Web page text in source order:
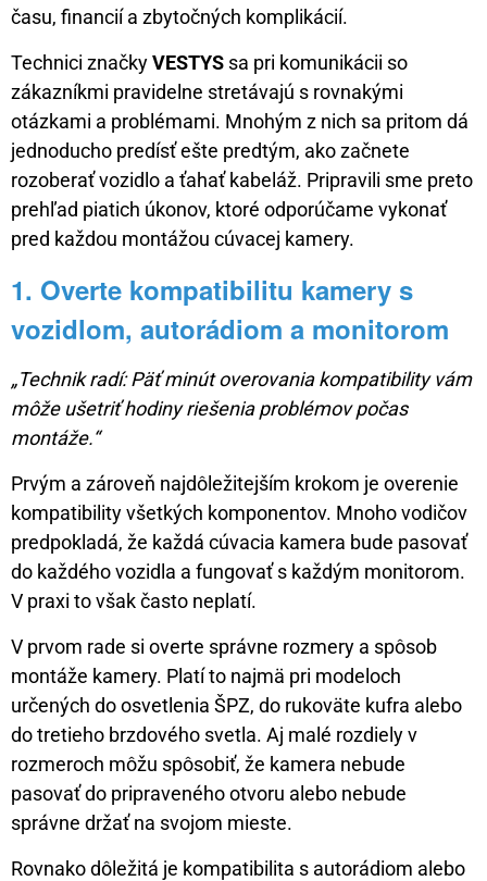
času, financií a zbytočných komplikácií.
Technici značkyVESTYS sa pri komunikácii so
zákazníkmi pravidelne stretávajú s rovnakými
otázkami a problémami. Mnohým z nich sa pritom dá
jednoducho predísť ešte predtým, ako začnete
rozoberať vozidlo a ťahať kabeláž. Pripravili sme preto
prehľad piatich úkonov, ktoré odporúčame vykonať
pred každou montážou cúvacej kamery.
1. Overte kompatibilitu kamery s
vozidlom, autorádiom a monitorom
„Technik radí: Päť minút overovania kompatibility vám
môže ušetriť hodiny riešenia problémov počas
montáže.“
Prvým a zároveň najdôležitejším krokom je overenie
kompatibility všetkých komponentov. Mnoho vodičov
predpokladá, že každá cúvacia kamera bude pasovať
do každého vozidla a fungovať s každým monitorom.
V praxi to však často neplatí.
V prvom rade si overte správne rozmery a spôsob
montáže kamery. Platí to najmä pri modeloch
určených do osvetlenia ŠPZ, do rukoväte kufra alebo
do tretieho brzdového svetla. Aj malé rozdiely v
rozmeroch môžu spôsobiť, že kamera nebude
pasovať do pripraveného otvoru alebo nebude
správne držať na svojom mieste.
Rovnako dôležitá je kompatibilita s autorádiom alebo